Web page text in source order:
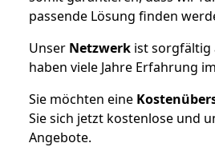
passende Lösung finden
Unser Netzwerk ist sorgfältig
haben viele Jahre Erfahrung
Sie möchten eine
Sie sich jetzt kostenlose und
Angebote.